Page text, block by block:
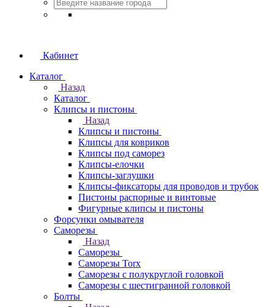
Кабинет
Каталог
Назад
Каталог
Клипсы и пистоны
Назад
Клипсы и пистоны
Клипсы для ковриков
Клипсы под саморез
Клипсы-елочки
Клипсы-заглушки
Клипсы-фиксаторы для проводов и трубок
Пистоны распорные и винтовые
Фигурные клипсы и пистоны
Форсунки омывателя
Саморезы
Назад
Саморезы
Саморезы Torx
Саморезы с полукруглой головкой
Саморезы с шестигранной головкой
Болты